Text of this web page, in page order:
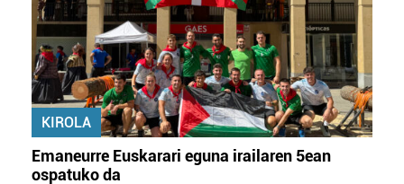
KIROLA
Emaneurre Euskarari eguna irailaren 5ean
ospatuko da